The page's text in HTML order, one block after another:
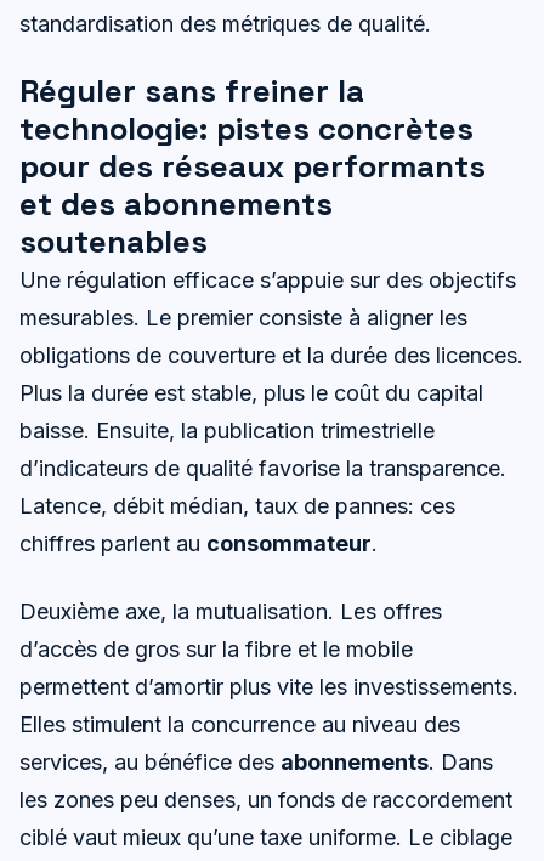
standardisation des métriques de qualité.
Réguler sans freiner la
technologie: pistes concrètes
pour des réseaux performants
et des abonnements
soutenables
Une régulation efficace s’appuie sur des objectifs
mesurables. Le premier consiste à aligner les
obligations de couverture et la durée des licences.
Plus la durée est stable, plus le coût du capital
baisse. Ensuite, la publication trimestrielle
d’indicateurs de qualité favorise la transparence.
Latence, débit médian, taux de pannes: ces
chiffres parlent au consommateur.
Deuxième axe, la mutualisation. Les offres
d’accès de gros sur la fibre et le mobile
permettent d’amortir plus vite les investissements.
Elles stimulent la concurrence au niveau des
services, au bénéfice des abonnements. Dans
les zones peu denses, un fonds de raccordement
ciblé vaut mieux qu’une taxe uniforme. Le ciblage